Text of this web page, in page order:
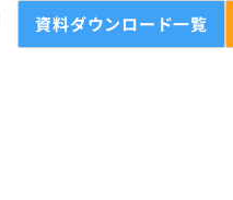
資料ダウンロード一覧